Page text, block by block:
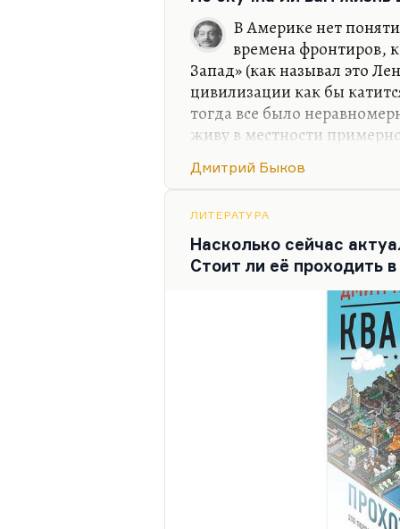
совместить, условно
«Интиме», например:
В Америке нет
времена фронтиров,
Запад» (как называл это
цивилизации как бы
тогда все было
живу в местности
центре города.
проводил в Чепелеве, на
любимом пансионате. И у
ровно с теми же грибами.
час ехать, а иногда и два,
Дмитрий Быков
ЛИТЕРАТУРА
Насколько сейчас
Стоит ли её проходить